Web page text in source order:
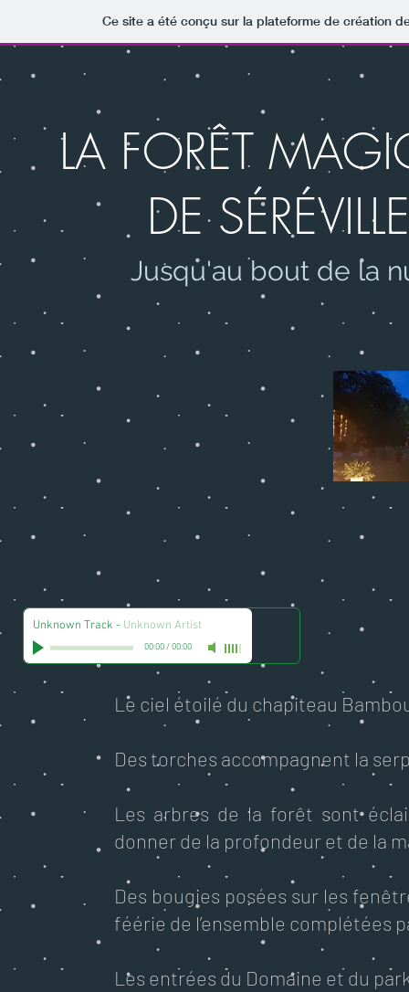
Ce site a été conçu sur la plateforme de création
LA FORÊT
DE SÉRÉVILLE
Jusqu'au bout de la
Unknown Track - Unknown Artist
00:00/00:00
Le ciel étoilé du chapiteau
Des torches accompagnent la
Les arbres de la forêt sont
donner de la profondeur et de la
Des bougies posées sur les
féérie de l’ensemble complétées
Les entrées du Domaine et du